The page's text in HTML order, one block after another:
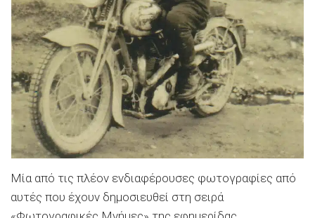
Μία από τις πλέον ενδιαφέρουσες φωτογραφίες από
αυτές που έχουν δημοσιευθεί στη σειρά